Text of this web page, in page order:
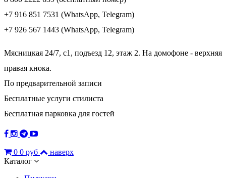
+7 916 851 7531 (WhatsApp, Telegram)
+7 926 567 1443 (WhatsApp, Telegram)
Мясницкая 24/7, с1, подъезд 12, этаж 2. На домофоне - верхняя
правая кнока.
По предварительной записи
Бесплатные услуги стилиста
Бесплатная парковка для гостей
0 0 руб
наверх
Каталог